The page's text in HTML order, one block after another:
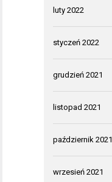
luty 2022
styczeń 2022
grudzień 2021
listopad 2021
październik 2021
wrzesień 2021